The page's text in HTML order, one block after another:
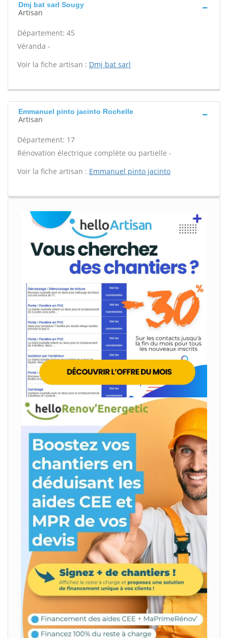
Dmj bat sarl Sougy
Artisan
Département: 45
Véranda -
Voir la fiche artisan : Dmj bat sarl
Emmanuel pinto jacinto Rochelle
Artisan
Département: 17
Rénovation électrique complète ou partielle -
Voir la fiche artisan : Emmanuel pinto jacinto